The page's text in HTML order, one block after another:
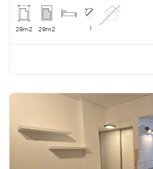
29m2 29m2 1